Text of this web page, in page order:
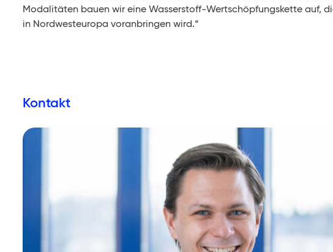
Modalitäten bauen wir eine Wasserstoff-Wertschöpfungskette auf,
in Nordwesteuropa voranbringen wird.“
Kontakt